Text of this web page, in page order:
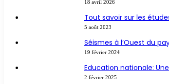
18 avril 2026
Tout savoir sur les
5 août 2023
Séismes à l’Ouest du
19 février 2024
Education nationale:
2 février 2025